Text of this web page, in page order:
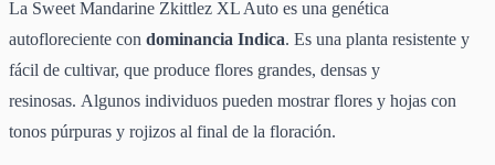
La Sweet Mandarine Zkittlez XL Auto es una genética
autofloreciente con dominancia Indica. Es una planta resistente y
fácil de cultivar, que produce flores grandes, densas y
resinosas. Algunos individuos pueden mostrar flores y hojas con
tonos púrpuras y rojizos al final de la floración.